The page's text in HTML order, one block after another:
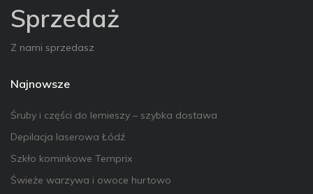
Sprzedaż
Z nami sprzedasz
Najnowsze
Śruby i części do lemieszy – szybka dostawa
Depilacja laserowa Łódź
Szkło kominkowe Temprix
Świeże warzywa i owoce hurtowo